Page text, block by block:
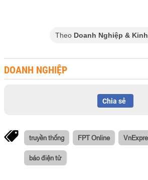
Theo Doanh Nghiệp &
DOANH NGHIỆP
Chia sẻ
truyền thống FPT Online
báo điện tử